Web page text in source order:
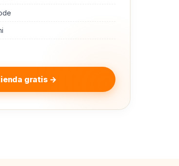
gratis →